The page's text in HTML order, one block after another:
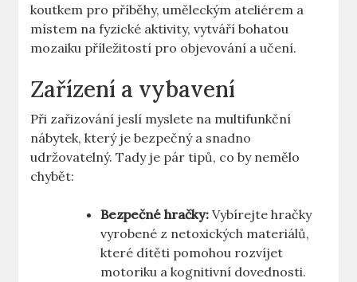
koutkem pro příběhy, uměleckým ateliérem a
místem na fyzické aktivity, vytváří bohatou
mozaiku příležitostí pro objevování a učení.
Zařízení a vybavení
Při zařizování jeslí myslete na multifunkční
nábytek, který je bezpečný a snadno
udržovatelný. Tady je pár tipů, co by nemělo
chybět:
Bezpečné hračky: Vybírejte hračky
vyrobené z netoxických materiálů,
které dítěti pomohou rozvíjet
motoriku a kognitivní dovednosti.